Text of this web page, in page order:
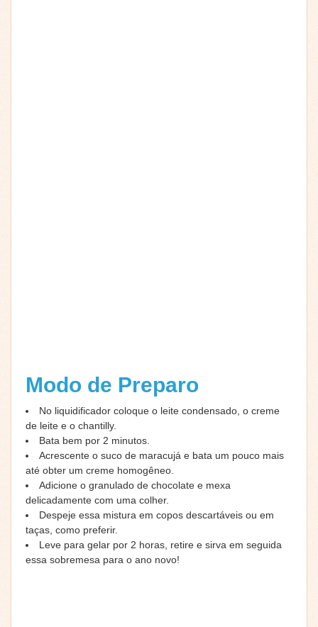
Modo de Preparo
No liquidificador coloque o leite condensado, o creme
de leite e o chantilly.
Bata bem por 2 minutos.
Acrescente o suco de maracujá e bata um pouco mais
até obter um creme homogêneo.
Adicione o granulado de chocolate e mexa
delicadamente com uma colher.
Despeje essa mistura em copos descartáveis ou em
taças, como preferir.
Leve para gelar por 2 horas, retire e sirva em seguida
essa sobremesa para o ano novo!